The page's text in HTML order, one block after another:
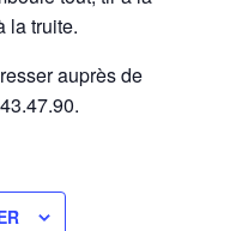
la truite.
auprès de